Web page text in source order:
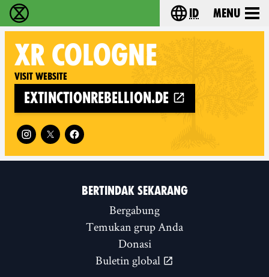
Extinction Rebellion (XR–Pemberontakan
Choose your
id Menu
XR COLOGNE
Visit website
extinctionrebellion.de
Follow XR Cologne on
BERTINDAK SEKARANG
Bergabung
Temukan grup Anda
Donasi
Buletin global